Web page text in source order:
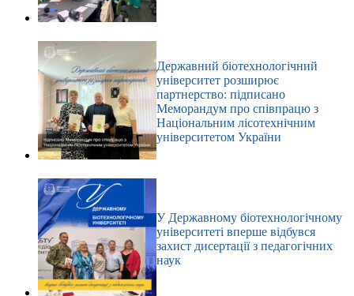
Державний біотехнологічний
університет розширює
партнерство: підписано
Меморандум про співпрацю з
Національним лісотехнічним
університетом України
У Державному біотехнологічному
університеті вперше відбувся
захист дисертації з педагогічних
наук